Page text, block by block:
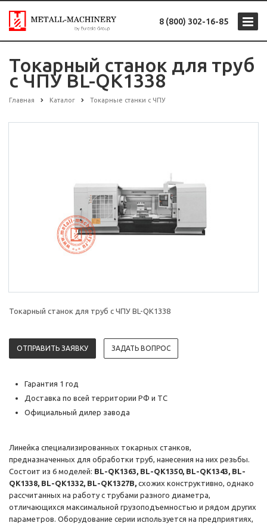
8 (800) 302-16-85
Токарный станок для труб
с ЧПУ BL-QK1338
Главная Каталог Токарные станки с ЧПУ
Токарный станок для труб с ЧПУ BL-QK1338
ОТПРАВИТЬ ЗАЯВКУ ЗАДАТЬ ВОПРОС
Гарантия 1 год
Доставка по всей территории РФ и ТС
Официальный дилер завода
Линейка специализированных токарных станков,
предназначенных для обработки труб, нанесения на них резьбы.
Состоит из 6 моделей: BL-QK1363, BL-QK1350, BL-QK1343, BL-
QK1338, BL-QK1332, BL-QK1327B, схожих конструктивно, однако
рассчитанных на работу с трубами разного диаметра,
отличающихся максимальной грузоподъемностью и рядом других
параметров. Оборудование серии используется на предприятиях,